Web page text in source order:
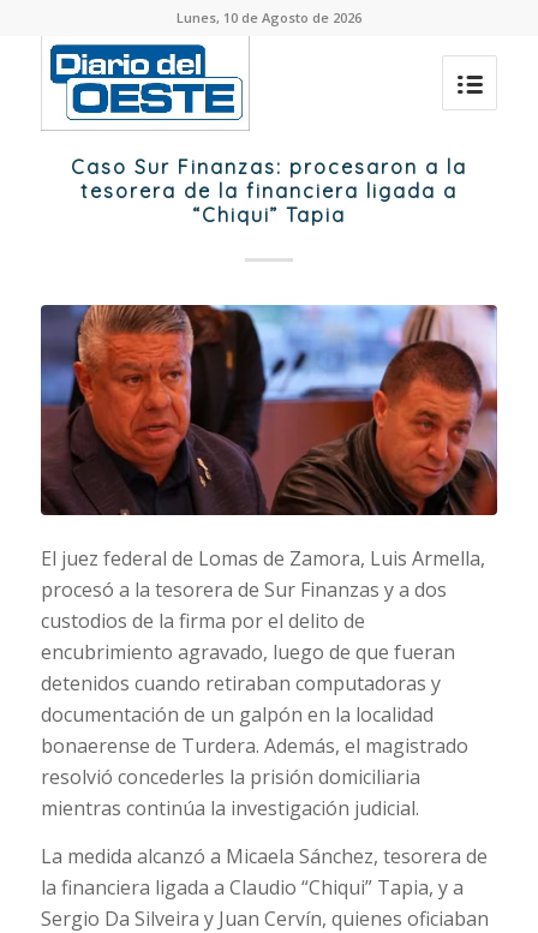
Lunes, 10 de Agosto de 2026
Caso Sur Finanzas: procesaron a la
tesorera de la financiera ligada a
“Chiqui” Tapia
El juez federal de Lomas de Zamora, Luis Armella,
procesó a la tesorera de Sur Finanzas y a dos
custodios de la firma por el delito de
encubrimiento agravado, luego de que fueran
detenidos cuando retiraban computadoras y
documentación de un galpón en la localidad
bonaerense de Turdera. Además, el magistrado
resolvió concederles la prisión domiciliaria
mientras continúa la investigación judicial.
La medida alcanzó a Micaela Sánchez, tesorera de
la financiera ligada a Claudio “Chiqui” Tapia, y a
Sergio Da Silveira y Juan Cervín, quienes oficiaban